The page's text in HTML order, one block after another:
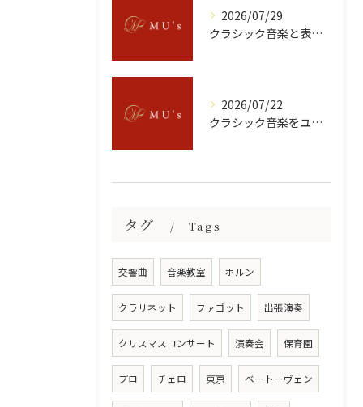
2026/07/29
クラシック音楽と表現を神奈川県綾瀬市で体感できる名所と現地の楽しみ方
2026/07/22
クラシック音楽をユーチューブで無料満喫するための選び方と楽しみ方ガイド
タグ Tags
交響曲 音楽教室 ホルン
クラリネット ファゴット 出張演奏
クリスマスコンサート 演奏会 保育園
プロ チェロ 東京 ベートーヴェン